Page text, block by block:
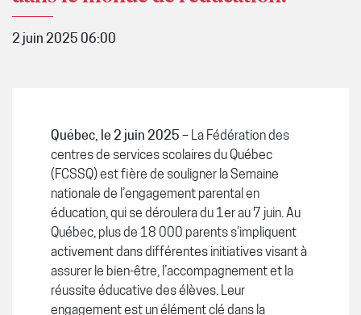
2 juin 2025 06:00
Québec, le 2 juin 2025 – La Fédération des
centres de services scolaires du Québec
(FCSSQ) est fière de souligner la Semaine
nationale de l’engagement parental en
éducation, qui se déroulera du 1er au 7 juin. Au
Québec, plus de 18 000 parents s’impliquent
activement dans différentes initiatives visant à
assurer le bien-être, l’accompagnement et la
réussite éducative des élèves. Leur
engagement est un élément clé dans la